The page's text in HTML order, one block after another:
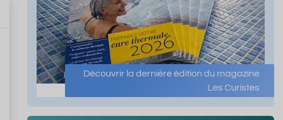
Découvrir la dernière édition du magazine
Les Curistes